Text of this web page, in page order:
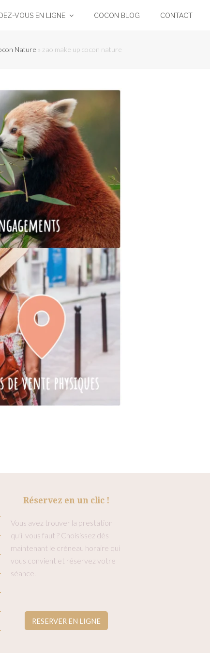
VOUS EN LIGNE COCON BLOG CONTACT
Nature » zao make up cocon nature
Réservez en un clic !
Vous avez trouver la prestation
qu’il vous faut ? Choisissez dès
maintenant le créneau horaire qui
vous convient et réservez votre
séance.
RESERVER EN LIGNE